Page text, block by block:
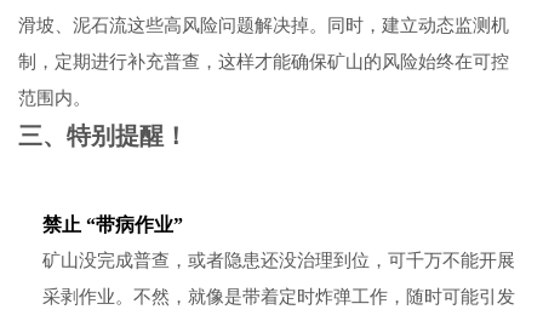
滑坡、泥石流这些高风险问题解决掉。同时，建立动态监测机
制，定期进行补充普查，这样才能确保矿山的风险始终在可控
范围内。
三、特别提醒！
禁止 “带病作业”
矿山没完成普查，或者隐患还没治理到位，可千万不能开展
采剥作业。不然，就像是带着定时炸弹工作，随时可能引发